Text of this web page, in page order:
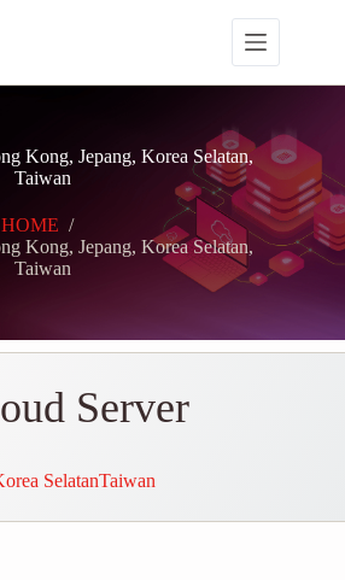
Kong, Jepang, Korea Selatan,
Taiwan
HOME /
Kong, Jepang, Korea Selatan,
Taiwan
Server
SelatanTaiwan